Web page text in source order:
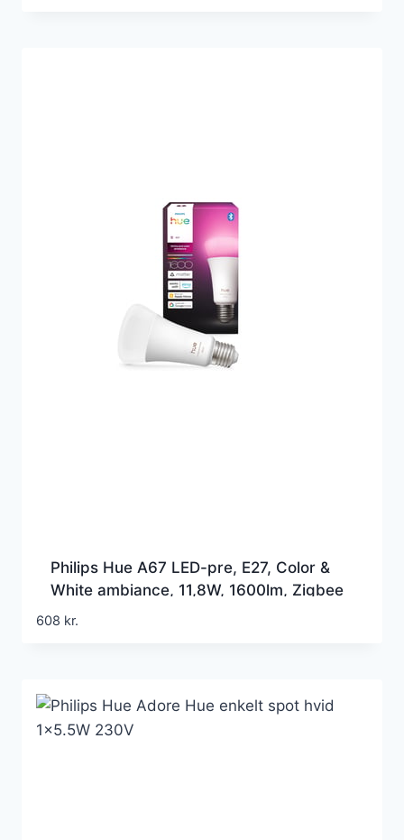
Philips Hue A67 LED-pre, E27, Color &
White ambiance, 11,8W, 1600lm, Zigbee
+ Bluetooth (1 stk/pak)
608 kr.